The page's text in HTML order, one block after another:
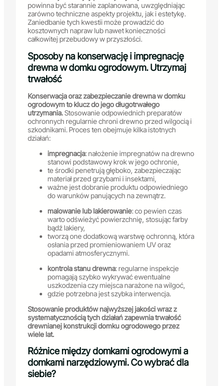
powinna być starannie zaplanowana, uwzględniając
zarówno techniczne aspekty projektu, jak i estetykę.
Zaniedbanie tych kwestii może prowadzić do
kosztownych napraw lub nawet konieczności
całkowitej przebudowy w przyszłości.
Sposoby na konserwację i impregnację
drewna w domku ogrodowym. Utrzymaj
trwałość
Konserwacja oraz zabezpieczanie drewna w domku
ogrodowym to klucz do jego długotrwałego
utrzymania.Stosowanie odpowiednich preparatów
ochronnych regularnie chroni drewno przed wilgocią i
szkodnikami. Proces ten obejmuje kilka istotnych
działań:
impregnacja: nałożenie impregnatów na drewno
stanowi podstawowy krok w jego ochronie,
te środki penetrują głęboko, zabezpieczając
materiał przed grzybami i insektami,
ważne jest dobranie produktu odpowiedniego
do warunków panujących na zewnątrz.
malowanie lub lakierowanie: co pewien czas
warto odświeżyć powierzchnię, stosując farby
bądź lakiery,
tworzą one dodatkową warstwę ochronną, która
osłania przed promieniowaniem UV oraz
opadami atmosferycznymi.
kontrola stanu drewna: regularne inspekcje
pomagają szybko wykrywać ewentualne
uszkodzenia czy miejsca narażone na wilgoć,
gdzie potrzebna jest szybka interwencja.
Stosowanie produktów najwyższej jakości wraz z
systematycznością tych działań zapewnia trwałość
drewnianej konstrukcji domku ogrodowego przez
wiele lat.
Różnice między domkami ogrodowymi a
domkami narzędziowymi. Co wybrać dla
siebie?